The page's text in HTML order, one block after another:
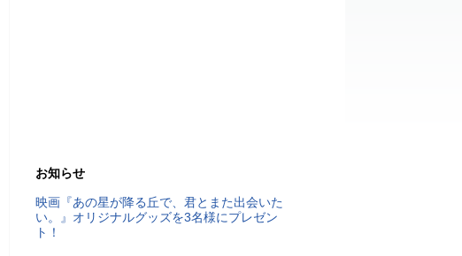
お知らせ
映画『あの星が降る丘で、君とまた出会いた
い。』オリジナルグッズを3名様にプレゼン
ト！